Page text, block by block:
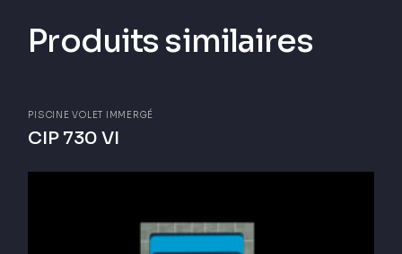
Produits similaires
PISCINE VOLET IMMERGÉ
CIP 730 VI